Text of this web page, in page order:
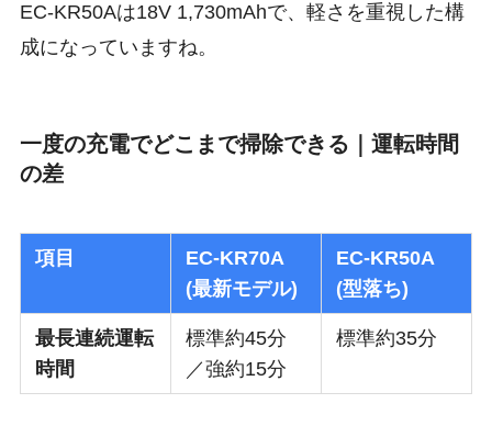
EC-KR50Aは18V 1,730mAhで、軽さを重視した構
成になっていますね。
一度の充電でどこまで掃除できる｜運転時間
の差
項目
EC-KR70A
(最新モデル)
EC-KR50A
(型落ち)
最長連続運転
時間
標準約45分
／強約15分
標準約35分